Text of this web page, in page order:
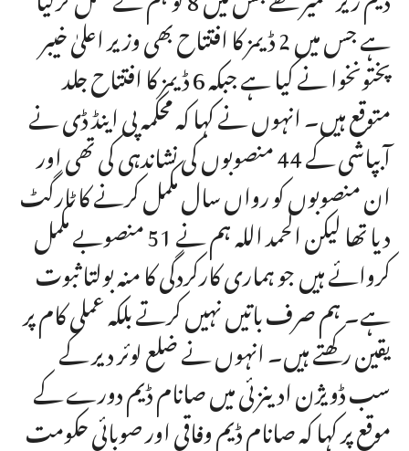
ہے جس میں 2 ڈیمز کا افتتاح بھی وزیر اعلیٰ خیبر
پختونخوا نے کیا ہے جبکہ 6 ڈیمز کا افتتاح جلد
متوقع ہیں۔ انہوں نے کہا کہ محکمہ پی اینڈ ڈی نے
آبپاشی کے 44 منصوبوں کی نشاندہی کی تھی اور
ان منصوبوں کو رواں سال مکمل کرنے کا ٹارگٹ
دیا تھا لیکن الحمد اللہ ہم نے 51 منصوبے مکمل
کروائے ہیں جو ہماری کارکردگی کا منہ بولتا ثبوت
ہے۔ ہم صرف باتیں نہیں کرتے بلکہ عملی کام پر
یقین رکھتے ہیں۔ انہوں نے ضلع لوئر دیر کے
سب ڈویژن ادینزئی میں صانام ڈیم دورے کے
موقع پر کہا کہ صانام ڈیم وفاقی اور صوبائی حکومت